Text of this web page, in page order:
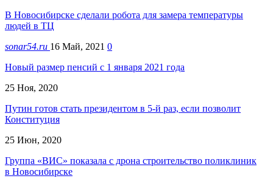
В Новосибирске сделали робота для замера температуры
людей в ТЦ
sonar54.ru 16 Май, 2021 0
Новый размер пенсий с 1 января 2021 года
25 Ноя, 2020
Путин готов стать президентом в 5-й раз, если позволит
Конституция
25 Июн, 2020
Группа «ВИС» показала с дрона строительство поликлиник
в Новосибирске